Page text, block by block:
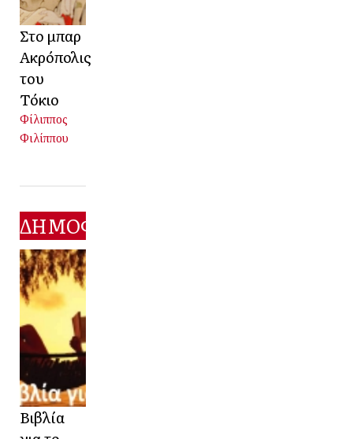
Στο μπαρ
Ακρόπολις
του
Τόκιο
Φίλιππος
Φιλίππου
ΔΗΜΟΦΙΛΕΣΤΕΡΑ
Βιβλία